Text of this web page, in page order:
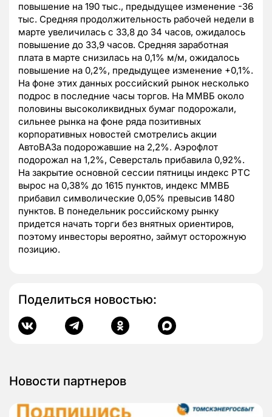
повышение на 190 тыс., предыдущее изменение -36
тыс. Средняя продолжительность рабочей недели в
марте увеличилась с 33,8 до 34 часов, ожидалось
повышение до 33,9 часов. Средняя заработная
плата в марте снизилась на 0,1% м/м, ожидалось
повышение на 0,2%, предыдущее изменение +0,1%.
На фоне этих данных российский рынок несколько
подрос в последние часы торгов. На ММВБ около
половины высоколиквидных бумаг подорожали,
сильнее рынка на фоне ряда позитивных
корпоративных новостей смотрелись акции
АвтоВАЗа подорожавшие на 2,2%. Аэрофлот
подорожал на 1,2%, Северсталь прибавила 0,92%.
На закрытие основной сессии пятницы индекс РТС
вырос на 0,38% до 1615 пунктов, индекс ММВБ
прибавил символические 0,05% превысив 1480
пунктов. В понедельник российскому рынку
придется начать торги без внятных ориентиров,
поэтому инвесторы вероятно, займут осторожную
позицию.
Поделиться новостью:
Новости партнеров